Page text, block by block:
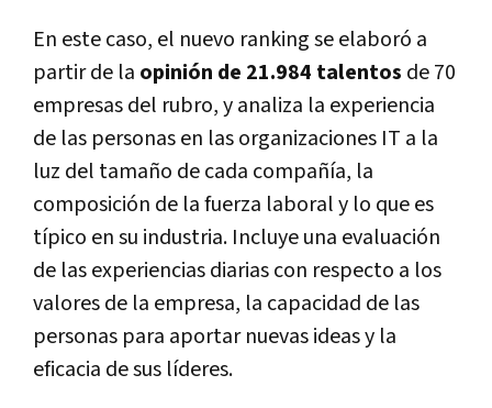
En este caso, el nuevo ranking se elaboró a
partir de la opinión de 21.984 talentos de 70
empresas del rubro, y analiza la experiencia
de las personas en las organizaciones IT a la
luz del tamaño de cada compañía, la
composición de la fuerza laboral y lo que es
típico en su industria. Incluye una evaluación
de las experiencias diarias con respecto a los
valores de la empresa, la capacidad de las
personas para aportar nuevas ideas y la
eficacia de sus líderes.